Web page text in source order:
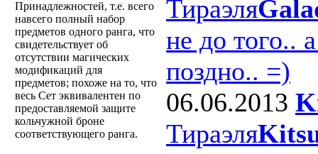
Принадлежностей, т.е. всего
навсего полный набор
предметов одного ранга, что
свидетельствует об
отсутствии магических
модификаций для
предметов; похоже на то, что
весь Сет эквивалентен по
предоставляемой защите
кольчужной броне
соответствующего ранга.
Тираэля
не до того..
поздно.. =)
06.06.2013
Тираэля